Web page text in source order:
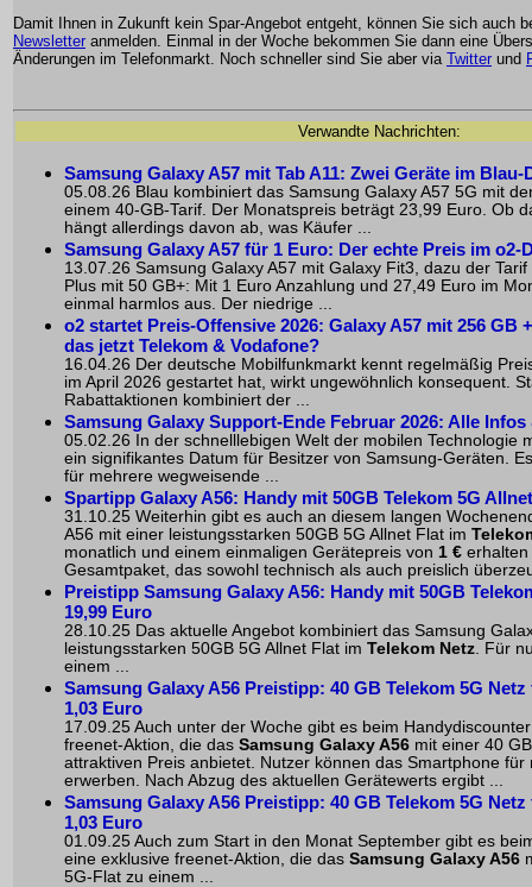
Damit Ihnen in Zukunft kein Spar-Angebot entgeht, können Sie sich auch
Newsletter anmelden. Einmal in der Woche bekommen Sie dann eine
Änderungen im Telefonmarkt. Noch schneller sind Sie aber via Twitter und
Verwandte Nachrichten:
Samsung Galaxy A57 mit Tab A11: Zwei Geräte im Blau-
05.08.26 Blau kombiniert das Samsung Galaxy A57 5G mit
einem 40-GB-Tarif. Der Monatspreis beträgt 23,99 Euro. Ob
hängt allerdings davon ab, was Käufer ...
Samsung Galaxy A57 für 1 Euro: Der echte Preis im o2-
13.07.26 Samsung Galaxy A57 mit Galaxy Fit3, dazu der
Plus mit 50 GB+: Mit 1 Euro Anzahlung und 27,49 Euro im
einmal harmlos aus. Der niedrige ...
o2 startet Preis-Offensive 2026: Galaxy A57 mit 256 GB
das jetzt Telekom & Vodafone?
16.04.26 Der deutsche Mobilfunkmarkt kennt regelmäßig
im April 2026 gestartet hat, wirkt ungewöhnlich konsequent.
Rabattaktionen kombiniert der ...
Samsung Galaxy Support-Ende Februar 2026: Alle Infos
05.02.26 In der schnelllebigen Welt der mobilen Technologie
ein signifikantes Datum für Besitzer von Samsung-Geräten.
für mehrere wegweisende ...
Spartipp Galaxy A56: Handy mit 50GB Telekom 5G
31.10.25 Weiterhin gibt es auch an diesem langen
A56 mit einer leistungsstarken 50GB 5G Allnet Flat im
monatlich und einem einmaligen Gerätepreis von 1 € erhalten
Gesamtpaket, das sowohl technisch als auch preislich
Preistipp Samsung Galaxy A56: Handy mit 50GB
19,99 Euro
28.10.25 Das aktuelle Angebot kombiniert das Samsung
leistungsstarken 50GB 5G Allnet Flat im Telekom Netz. Für
einem ...
Samsung Galaxy A56 Preistipp: 40 GB Telekom 5G
1,03 Euro
17.09.25 Auch unter der Woche gibt es beim
freenet-Aktion, die das Samsung Galaxy A56 mit einer 40
attraktiven Preis anbietet. Nutzer können das Smartphone für
erwerben. Nach Abzug des aktuellen Gerätewerts ergibt ...
Samsung Galaxy A56 Preistipp: 40 GB Telekom 5G
1,03 Euro
01.09.25 Auch zum Start in den Monat September gibt es
eine exklusive freenet-Aktion, die das Samsung Galaxy A56
5G-Flat zu einem ...